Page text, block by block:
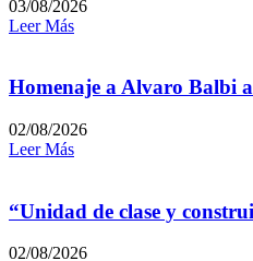
03/08/2026
Leer Más
Homenaje a Alvaro Balbi a
02/08/2026
Leer Más
“Unidad de clase y
02/08/2026